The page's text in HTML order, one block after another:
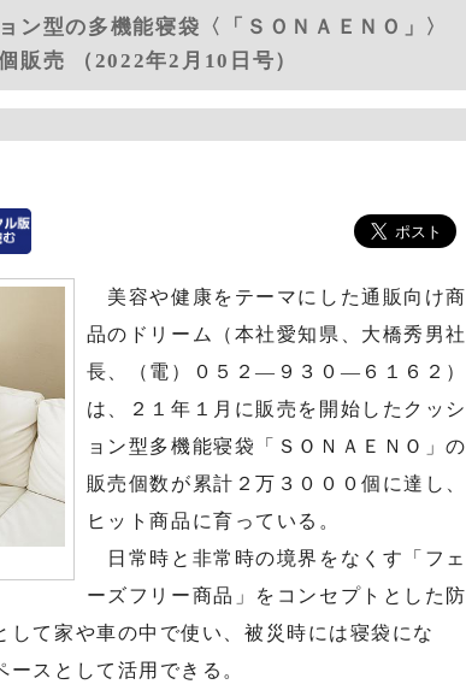
ン型の多機能寝袋〈「ＳＯＮＡＥＮＯ」〉
販売 （2022年2月10日号）
美容や健康をテーマにした通販向け商
品のドリーム（本社愛知県、大橋秀男社
長、（電）０５２―９３０―６１６２）
は、２１年１月に販売を開始したクッシ
ョン型多機能寝袋「ＳＯＮＡＥＮＯ」の
販売個数が累計２万３０００個に達し、
ヒット商品に育っている。
日常時と非常時の境界をなくす「フェ
ーズフリー商品」をコンセプトとした防
して家や車の中で使い、被災時には寝袋にな
スとして活用できる。